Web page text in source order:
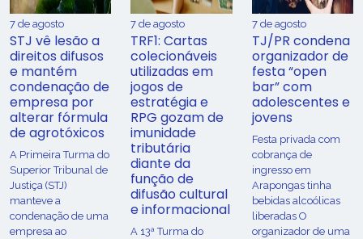
7 de agosto
STJ vê lesão a
direitos difusos
e mantém
condenação de
empresa por
alterar fórmula
de agrotóxicos
​A Primeira Turma do
Superior Tribunal de
Justiça (STJ)
manteve a
condenação de uma
empresa ao
7 de agosto
TRF1: Cartas
colecionáveis
utilizadas em
jogos de
estratégia e
RPG gozam de
imunidade
tributária
diante da
função de
difusão cultural
e informacional
A 13ª Turma do
7 de agosto
TJ/PR condena
organizador de
festa “open
bar” com
adolescentes e
jovens
Festa privada com
cobrança de
ingresso em
Arapongas tinha
bebidas alcoólicas
liberadas O
organizador de uma